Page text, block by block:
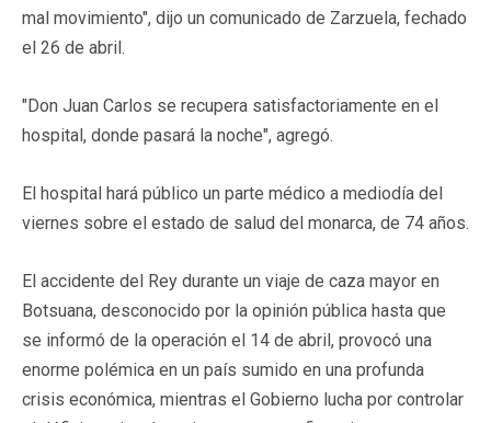
mal movimiento", dijo un comunicado de Zarzuela, fechado
el 26 de abril.
"Don Juan Carlos se recupera satisfactoriamente en el
hospital, donde pasará la noche", agregó.
El hospital hará público un parte médico a mediodía del
viernes sobre el estado de salud del monarca, de 74 años.
El accidente del Rey durante un viaje de caza mayor en
Botsuana, desconocido por la opinión pública hasta que
se informó de la operación el 14 de abril, provocó una
enorme polémica en un país sumido en una profunda
crisis económica, mientras el Gobierno lucha por controlar